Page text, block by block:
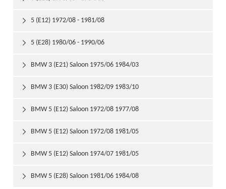
5 (E12) 1972/08 - 1981/08

5 (E28) 1980/06 - 1990/06

BMW 3 (E21) Saloon 1975/06 1984/03

BMW 3 (E30) Saloon 1982/09 1983/10

BMW 5 (E12) Saloon 1972/08 1977/08

BMW 5 (E12) Saloon 1972/08 1981/05

BMW 5 (E12) Saloon 1974/07 1981/05

BMW 5 (E28) Saloon 1981/06 1984/08
